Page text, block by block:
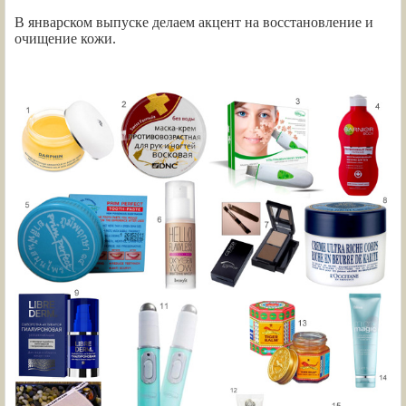
В январском выпуске делаем акцент на восстановление и
очищение кожи.